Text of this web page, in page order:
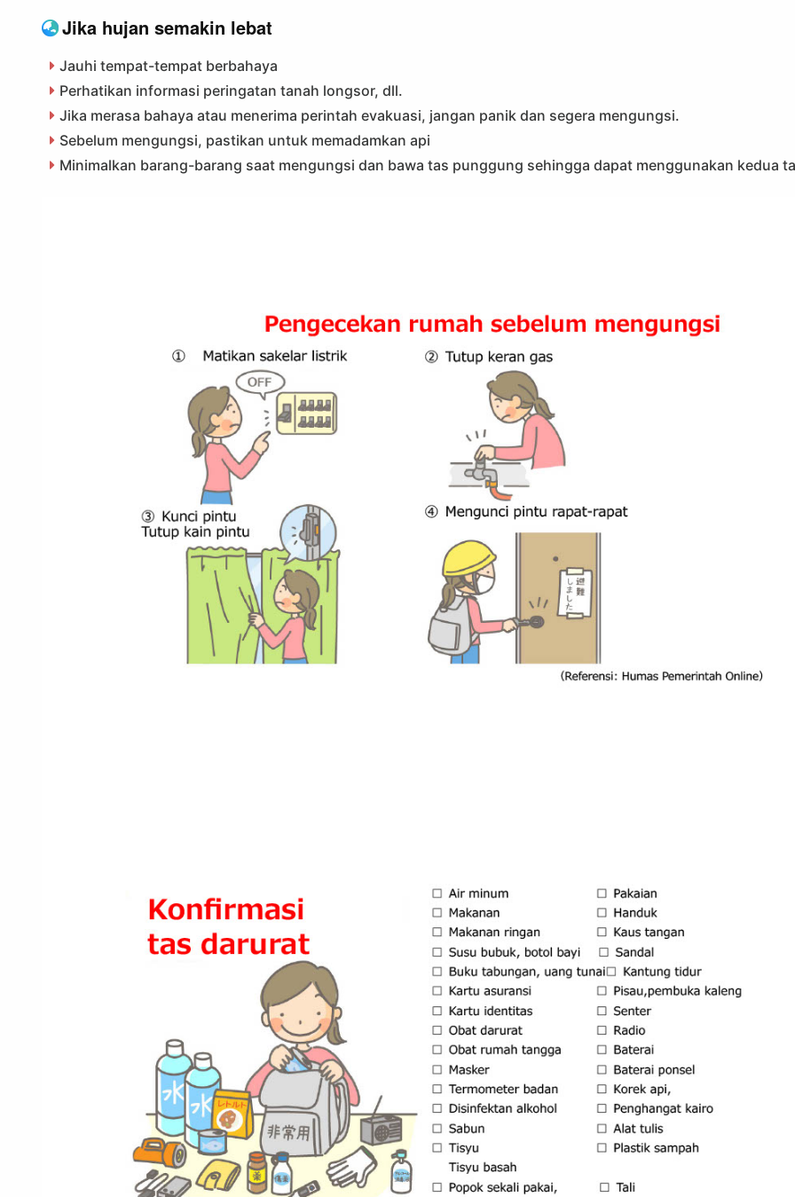
Jika hujan semakin lebat
Jauhi tempat-tempat berbahaya
Perhatikan informasi peringatan tanah longsor, dll.
Jika merasa bahaya atau menerima perintah evakuasi, jangan panik dan segera mengungsi.
Sebelum mengungsi, pastikan untuk memadamkan api
Minimalkan barang-barang saat mengungsi dan bawa tas punggung sehingga dapat menggunakan kedua